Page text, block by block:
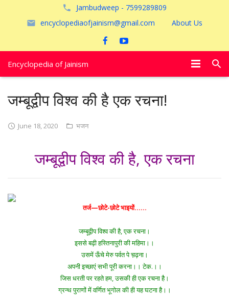
Jambudweep - 7599289809
encyclopediaofjainism@gmail.com
About Us
Encyclopedia of Jainism
जम्बूद्वीप विश्व की है एक रचना!
June 18, 2020 भजन
जम्बूद्वीप विश्व की है, एक रचना
तर्ज—छोटे-छोटे भाइयों……
जम्बूद्वीप विश्व की है, एक रचना।
इससे बढ़ी हस्तिनापुरी की महिमा।।
उसमें ऊँचे मेरु पर्वत पे च़ढ़ना।
अपनी इच्छाएं सभी पूरी करना।। टेक.।।
जिस धरती पर रहते हम, उसकी ही एक रचना है।
ग्रन्थ पुराणों में वर्णित भूगोल की ही यह घटना है।।